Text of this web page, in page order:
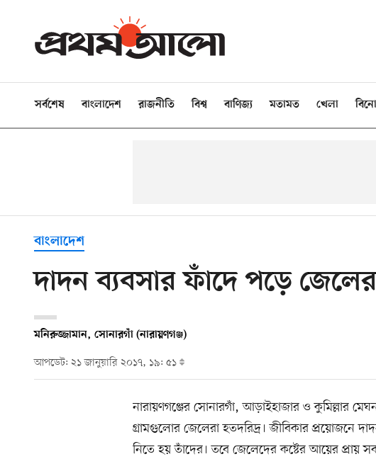
সর্বশেষ বাংলাদেশ রাজনীতি বিশ্ব বাণিজ্য মতামত খেলা
বাংলাদেশ
দাদন ব্যবসার ফাঁদে পড়ে
মনিরুজ্জামান, সোনারগাঁ (নারায়ণগঞ্জ)
আপডেট: ২১ জানুয়ারি ২০১৭, ১৯: ৫১
নারায়ণগঞ্জের সোনারগাঁ, আড়াইহাজার ও কুমিল্লার
গ্রামগুলোর জেলেরা হতদরিদ্র। জীবিকার প্রয়োজনে
নিতে হয় তাঁদের। তবে জেলেদের কষ্টের আয়ের প্রায়